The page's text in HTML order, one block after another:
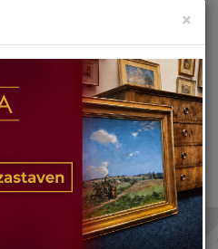
datováno vpravo dole, značeno 54/200.
datace: 1983
výška: 13,5 cm, rámování: volný list
19.01.2026 20:49 SEČ
×